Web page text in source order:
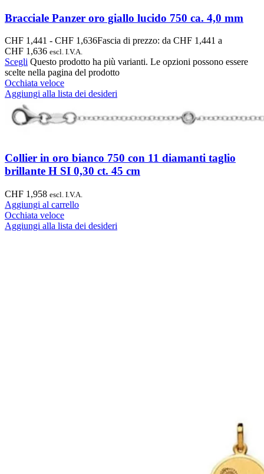
Bracciale Panzer oro giallo lucido 750 ca. 4,0 mm
CHF 1,441 - CHF 1,636Fascia di prezzo: da CHF 1,441 a
CHF 1,636 escl. I.V.A.
Scegli Questo prodotto ha più varianti. Le opzioni possono essere
scelte nella pagina del prodotto
Occhiata veloce
Aggiungi alla lista dei desideri
Collier in oro bianco 750 con 11 diamanti taglio
brillante H SI 0,30 ct. 45 cm
CHF 1,958 escl. I.V.A.
Aggiungi al carrello
Occhiata veloce
Aggiungi alla lista dei desideri